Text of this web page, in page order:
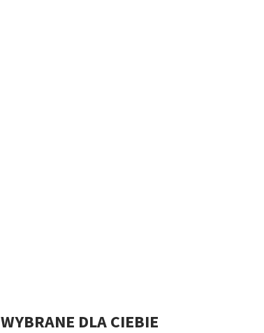
WYBRANE DLA CIEBIE